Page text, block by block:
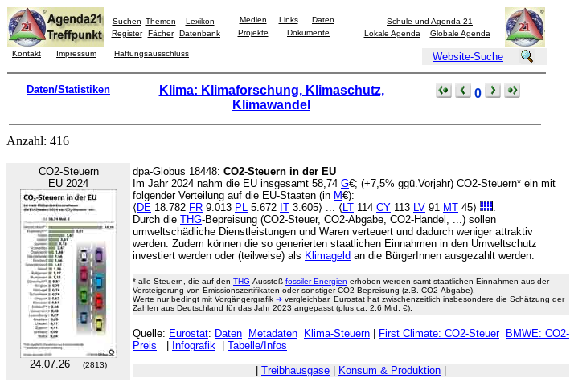
Suchen Themen
Lexikon
Register
Fächer Datenbank
Medien Links
Daten
Projekte
Dokumente
Schule und Agenda 21
Lokale Agenda
Globale Agenda
Kontakt Impressum Haftungsausschluss Website-Suche
Daten/Statistiken
Klima: Klimaforschung, Klimaschutz,
Klimawandel
0
Anzahl: 416
CO2-Steuern
EU 2024
24.07.26 (2813)
dpa-Globus 18448: CO2-Steuern in der EU
Im Jahr 2024 nahm die EU insgesamt 58,74 G€; (+7,5% ggü.Vorjahr) CO2-Steuern* ein mit
folgender Verteilung auf die EU-Staaten (in M€):
⟨ DE 18.782 FR 9.013 PL 5.672 IT 3.605⟩ ... ⟨ LT 114 CY 113 LV 91 MT 45⟩
.
Durch die THG-Bepreisung (CO2-Steuer, CO2-Abgabe, CO2-Handel, ...) sollen
umweltschädliche Dienstleistungen und Waren verteuert und dadurch weniger attraktiv
werden. Zudem können die so generierten staatlichen Einnahmen in den Umweltschutz
investiert werden oder (teilweise) als Klimageld an die BürgerInnen ausgezahlt werden.
* alle Steuern, die auf den THG-Ausstoß fossiler Energien erhoben werden samt staatlichen Einnahmen aus der
Versteigerung von Emissionszertifikaten oder sonstiger CO2-Bepreisung (z.B. CO2-Abgabe).
Werte nur bedingt mit Vorgängergrafik ➔ vergleichbar. Eurostat hat zwischenzeitlich insbesondere die Schätzung der
Zahlen aus Deutschland für das Jahr 2023 angepasst (plus ca. 2,6 Mrd. €).
Quelle: Eurostat: Daten Metadaten Klima-Steuern First Climate: CO2-Steuer
BMWE: CO2-
Preis
Infografik Tabelle/Infos
Treibhausgase Konsum & Produktion